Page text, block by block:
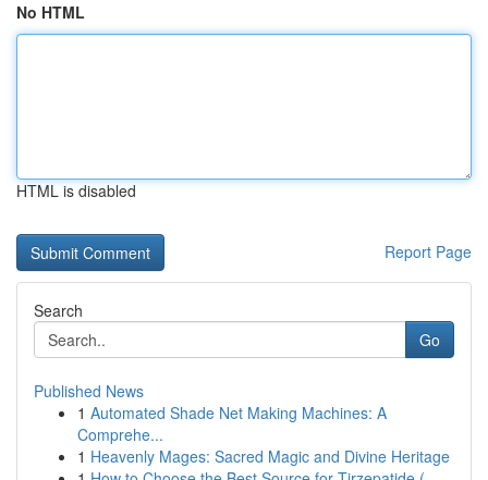
No HTML
HTML is disabled
Report Page
Search
Go
Published News
1 Automated Shade Net Making Machines: A
Comprehe...
1 Heavenly Mages: Sacred Magic and Divine Heritage